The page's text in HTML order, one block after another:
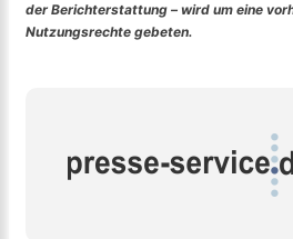
der Berichterstattung – wird um eine
Nutzungsrechte gebeten.